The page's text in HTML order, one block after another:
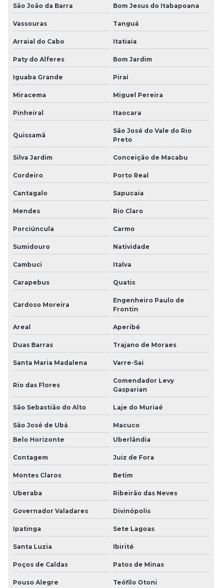
São João da Barra Bom Jesus do Itabapoana
Vassouras Tanguá
Arraial do Cabo Itatiaia
Paty do Alferes Bom Jardim
Iguaba Grande Piraí
Miracema Miguel Pereira
Pinheiral Itaocara
Quissamã
São José do Vale do Rio
Preto
Silva Jardim Conceição de Macabu
Cordeiro Porto Real
Cantagalo Sapucaia
Mendes Rio Claro
Porciúncula Carmo
Sumidouro Natividade
Cambuci Italva
Carapebus Quatis
Cardoso Moreira
Engenheiro Paulo de
Frontin
Areal Aperibé
Duas Barras Trajano de Moraes
Santa Maria Madalena Varre-Sai
Rio das Flores
Comendador Levy
Gasparian
São Sebastião do Alto Laje do Muriaé
São José de Ubá
Macuco
Belo Horizonte
Uberlândia
Contagem Juiz de Fora
Montes Claros Betim
Uberaba Ribeirão das Neves
Governador Valadares Divinópolis
Ipatinga Sete Lagoas
Santa Luzia Ibirité
Poços de Caldas Patos de Minas
Pouso Alegre Teófilo Otoni